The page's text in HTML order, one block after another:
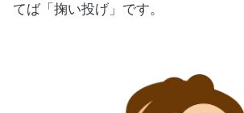
てば「掬い投げ」です。